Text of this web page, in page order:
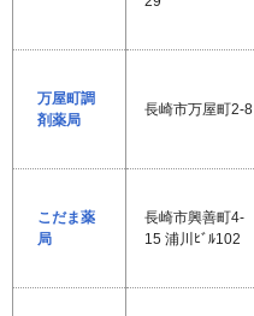
万屋町調
剤薬局
長崎市万屋町2-8
こだま薬
局
長崎市興善町4-
15 浦川ﾋﾞﾙ102